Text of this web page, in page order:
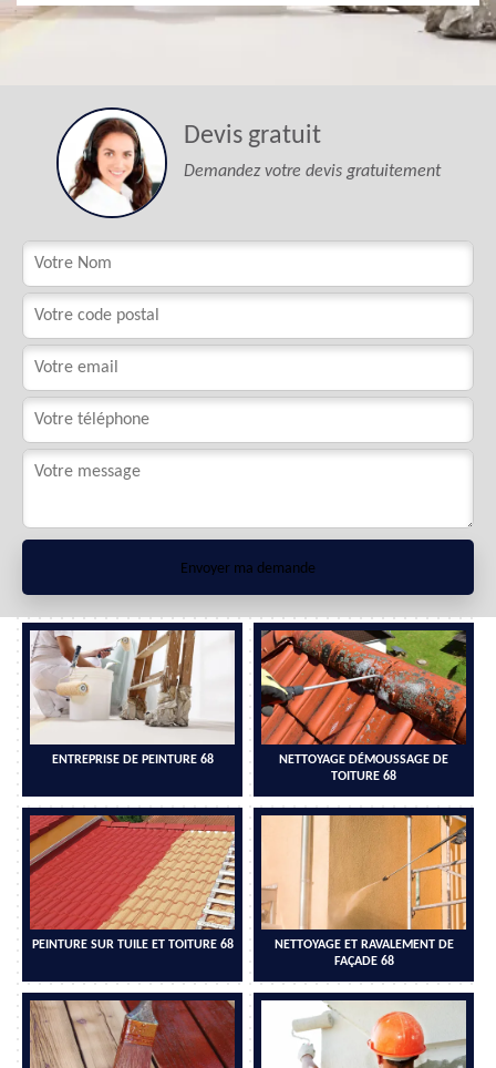
Devis gratuit
Demandez votre devis gratuitement
ENTREPRISE DE PEINTURE 68
NETTOYAGE DÉMOUSSAGE DE
TOITURE 68
PEINTURE SUR TUILE ET TOITURE 68
NETTOYAGE ET RAVALEMENT DE
FAÇADE 68